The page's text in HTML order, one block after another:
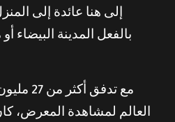
إلى هنا عائدة إلى
بالفعل المدينة
مع
العالم لمشاهدة المعرض،